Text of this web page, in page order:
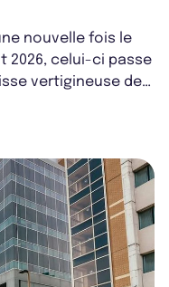
nouvelle fois le
2026, celui-ci passe
vertigineuse de